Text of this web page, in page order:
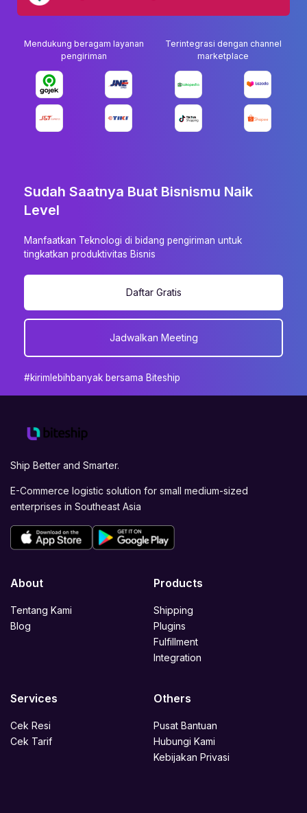
Mendukung beragam layanan
pengiriman
Terintegrasi dengan channel
marketplace
Sudah Saatnya Buat Bisnismu Naik
Level
Manfaatkan Teknologi di bidang pengiriman untuk
tingkatkan produktivitas Bisnis
Daftar Gratis
Jadwalkan Meeting
#kirimlebihbanyak bersama Biteship
Ship Better and Smarter.
E-Commerce logistic solution for small medium-sized
enterprises in Southeast Asia
About
Tentang Kami
Blog
Products
Shipping
Plugins
Fulfillment
Integration
Services
Cek Resi
Cek Tarif
Others
Pusat Bantuan
Hubungi Kami
Kebijakan Privasi